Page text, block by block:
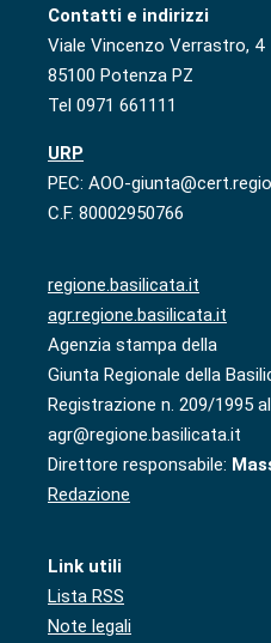
Contatti e indirizzi
Viale Vincenzo Verrastro, 4
85100 Potenza PZ
Tel 0971 661111
URP
PEC: AOO-
C.F. 80002950766
regione.basilicata.it
agr.regione.basilicata.it
Agenzia stampa della
Giunta Regionale della
Registrazione n. 209/1995
agr@regione.basilicata.it
Direttore responsabile:
Redazione
Link utili
Lista RSS
Note legali